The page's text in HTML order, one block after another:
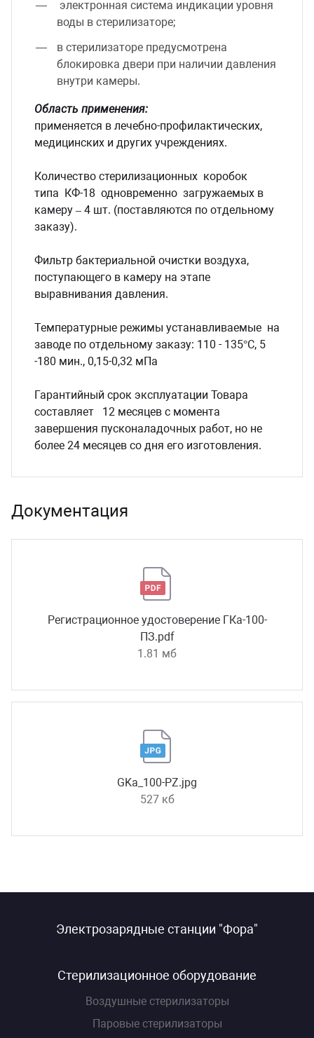
электронная система индикации уровня
воды в стерилизаторе;
в стерилизаторе предусмотрена
блокировка двери при наличии давления
внутри камеры.
Область применения:
применяется в лечебно-профилактических,
медицинских и других учреждениях.
Количество стерилизационных коробок
типа КФ-18 одновременно загружаемых в
камеру – 4 шт. (поставляются по отдельному
заказу).
Фильтр бактериальной очистки воздуха,
поступающего в камеру на этапе
выравнивания давления.
Температурные режимы устанавливаемые на
заводе по отдельному заказу: 110 - 135°С, 5
-180 мин., 0,15-0,32 мПа
Гарантийный срок эксплуатации Товара
составляет 12 месяцев с момента
завершения пусконаладочных работ, но не
более 24 месяцев со дня его изготовления.
Документация
Регистрационное удостоверение ГКа-100-
ПЗ.pdf
1.81 мб
GKa_100-PZ.jpg
527 кб
Электрозарядные станции "Фора"
Стерилизационное оборудование
Воздушные стерилизаторы
Паровые стерилизаторы